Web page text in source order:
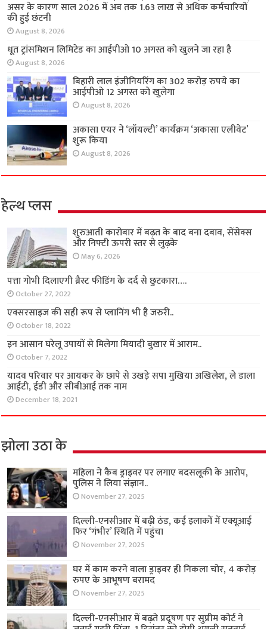
असर के कारण साल 2026 में अब तक 1.63 लाख से अधिक कर्मचारियों
की हुई छंटनी
August 8, 2026
धूत ट्रांसमिशन लिमिटेड का आईपीओ 10 अगस्त को खुलने जा रहा है
August 8, 2026
बिहारी लाल इंजीनियरिंग का 302 करोड़ रुपये का
आईपीओ 12 अगस्त को खुलेगा
August 8, 2026
अकासा एयर ने ‘लॉयल्टी’ कार्यक्रम ‘अकासा एलीवेट’
शुरू किया
August 8, 2026
हेल्थ प्लस
शुरुआती कारोबार में बढ़त के बाद बना दबाव, सेंसेक्स
और निफ्टी ऊपरी स्तर से लुढ़के
May 6, 2026
पत्ता गोभी दिलाएगी ब्रैस्ट फीडिंग के दर्द से छुटकारा….
October 27, 2022
एक्सरसाइज की सही रूप से प्लानिंग भी है जरुरी..
October 18, 2022
इन आसान घरेलू उपायों से मिलेगा मियादी बुखार में आराम..
October 7, 2022
यादव परिवार पर आयकर के छापे से उखड़े सपा मुखिया अखिलेश, ले डाला
आईटी, ईडी और सीबीआई तक नाम
December 18, 2021
झोला उठा के
महिला ने कैब ड्राइवर पर लगाए बदसलूकी के आरोप,
पुलिस ने लिया संज्ञान..
November 27, 2025
दिल्ली-एनसीआर में बढ़ी ठंड, कई इलाकों में एक्यूआई
फिर ‘गंभीर’ स्थिति में पहुंचा
November 27, 2025
घर में काम करने वाला ड्राइवर ही निकला चोर, 4 करोड़
रुपए के आभूषण बरामद
November 27, 2025
दिल्ली-एनसीआर में बढ़ते प्रदूषण पर सुप्रीम कोर्ट ने